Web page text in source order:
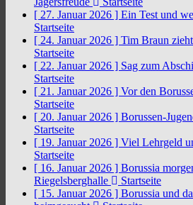
[ 27. Januar 2026 ] Ein Test und
Startseite
[ 24. Januar 2026 ] Tim Braun
Startseite
[ 22. Januar 2026 ] Sag zum
Startseite
[ 21. Januar 2026 ] Vor den
Startseite
[ 20. Januar 2026 ] Borussen-
Startseite
[ 19. Januar 2026 ] Viel Lehrgeld
Startseite
[ 16. Januar 2026 ] Borussia
Riegelsberghalle
Startseite
[ 15. Januar 2026 ] Borussia und